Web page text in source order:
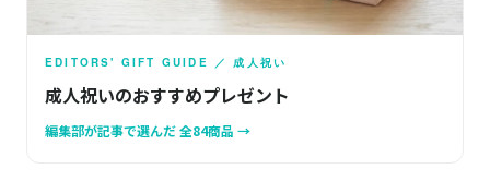
EDITORS' GIFT GUIDE ／ 成人祝い
成人祝いのおすすめプレゼント
編集部が記事で選んだ 全84商品 →